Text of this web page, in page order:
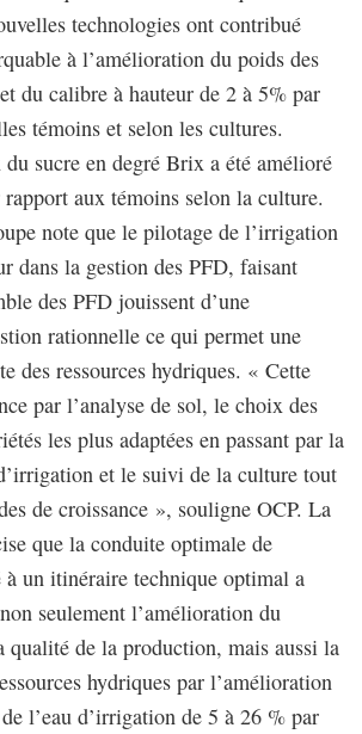
technologies ont contribué
à l’amélioration du poids des
du calibre à hauteur de 2 à 5% par
témoins et selon les cultures.
sucre en degré Brix a été amélioré
aux témoins selon la culture.
note que le pilotage de l’irrigation
dans la gestion des PFD, faisant
des PFD jouissent d’une
rationnelle ce qui permet une
des ressources hydriques. « Cette
par l’analyse de sol, le choix des
les plus adaptées en passant par la
et le suivi de la culture tout
de croissance », souligne OCP. La
que la conduite optimale de
un itinéraire technique optimal a
seulement l’amélioration du
qualité de la production, mais aussi la
hydriques par l’amélioration
l’eau d’irrigation de 5 à 26 % par